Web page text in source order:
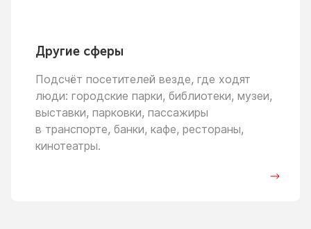
Другие сферы
Подсчёт посетителей везде, где ходят
люди: городские парки, библиотеки, музеи,
выставки, парковки, пассажиры
в транспорте, банки, кафе, рестораны,
кинотеатры.